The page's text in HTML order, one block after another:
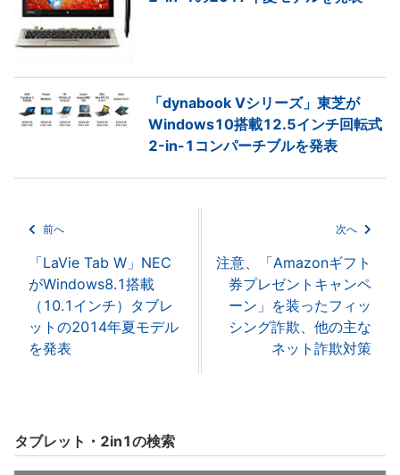
「dynabook Vシリーズ」東芝が
Windows10搭載12.5インチ回転式
2-in-1コンパーチブルを発表
前へ
「LaVie Tab W」NEC
がWindows8.1搭載
（10.1インチ）タブレ
ットの2014年夏モデル
を発表
次へ
注意、「Amazonギフト
券プレゼントキャンペ
ーン」を装ったフィッ
シング詐欺、他の主な
ネット詐欺対策
タブレット・2in1の検索